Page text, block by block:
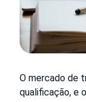
O mercado de
qualificação, e